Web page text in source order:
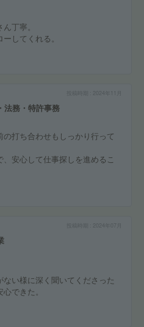
丁寧。
してくれる。
2024年11月
法務・特許事務
打ち合わせもしっかり行って
安心して仕事探しを進めるこ
2024年07月
い様に深く聞いてくださった
できた。